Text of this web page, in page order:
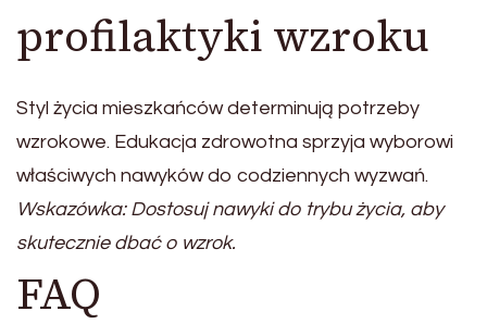
profilaktyki wzroku
Styl życia mieszkańców determinują potrzeby
wzrokowe. Edukacja zdrowotna sprzyja wyborowi
właściwych nawyków do codziennych wyzwań.
Wskazówka: Dostosuj nawyki do trybu życia, aby
skutecznie dbać o wzrok.
FAQ